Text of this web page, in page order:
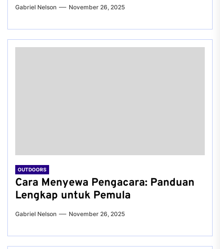
Gabriel Nelson November 26, 2025
OUTDOORS
Cara Menyewa Pengacara: Panduan
Lengkap untuk Pemula
Gabriel Nelson November 26, 2025